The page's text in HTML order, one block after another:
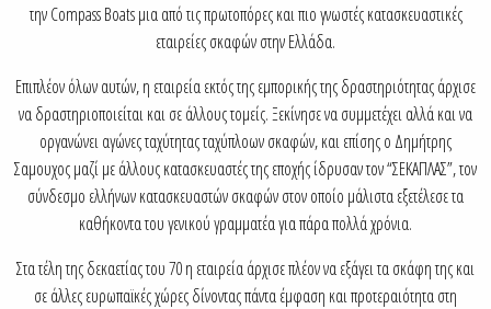
την Compass Boats μια από τις πρωτοπόρες και πιο γνωστές κατασκευαστικές
εταιρείες σκαφών στην Ελλάδα.
Επιπλέον όλων αυτών, η εταιρεία εκτός της εμπορικής της δραστηριότητας άρχισε
να δραστηριοποιείται και σε άλλους τομείς. Ξεκίνησε να συμμετέχει αλλά και να
οργανώνει αγώνες ταχύτητας ταχύπλοων σκαφών, και επίσης ο Δημήτρης
Σαμουχος μαζί με άλλους κατασκευαστές της εποχής ίδρυσαν τον “ΣΕΚΑΠΛΑΣ”, τον
σύνδεσμο ελλήνων κατασκευαστών σκαφών στον οποίο μάλιστα εξετέλεσε τα
καθήκοντα του γενικού γραμματέα για πάρα πολλά χρόνια.
Στα τέλη της δεκαετίας του 70 η εταιρεία άρχισε πλέον να εξάγει τα σκάφη της και
σε άλλες ευρωπαϊκές χώρες δίνοντας πάντα έμφαση και προτεραιότητα στη